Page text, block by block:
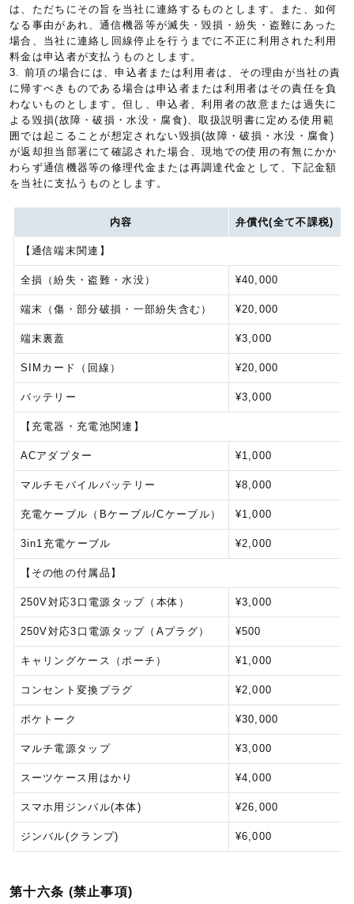
は、ただちにその旨を当社に連絡するものとします。また、如何
なる事由があれ、通信機器等が滅失・毀損・紛失・盗難にあった
場合、当社に連絡し回線停止を行うまでに不正に利用された利用
料金は申込者が支払うものとします。
3. 前項の場合には、申込者または利用者は、その理由が当社の責
に帰すべきものである場合は申込者または利用者はその責任を負
わないものとします。但し、申込者、利用者の故意または過失に
よる毀損(故障・破損・水没・腐食)、取扱説明書に定める使用範
囲では起こることが想定されない毀損(故障・破損・水没・腐食)
が返却担当部署にて確認された場合、現地での使用の有無にかか
わらず通信機器等の修理代金または再調達代金として、下記金額
を当社に支払うものとします。
内容 弁償代(全て不課税)
【通信端末関連】
全損（紛失・盗難・水没） ¥40,000
端末（傷・部分破損・一部紛失含む） ¥20,000
端末裏蓋 ¥3,000
SIMカード（回線） ¥20,000
バッテリー ¥3,000
【充電器・充電池関連】
ACアダプター ¥1,000
マルチモバイルバッテリー ¥8,000
充電ケーブル（Bケーブル/Cケーブル） ¥1,000
3in1充電ケーブル ¥2,000
【その他の付属品】
250V対応3口電源タップ（本体） ¥3,000
250V対応3口電源タップ（Aプラグ） ¥500
キャリングケース（ポーチ） ¥1,000
コンセント変換プラグ ¥2,000
ポケトーク ¥30,000
マルチ電源タップ ¥3,000
スーツケース用はかり ¥4,000
スマホ用ジンバル(本体) ¥26,000
ジンバル(クランプ) ¥6,000
第十六条 (禁止事項)